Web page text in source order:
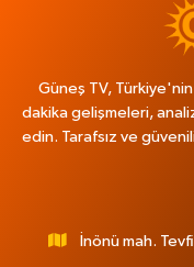
Güneş TV,
dakika gelişmeleri,
edin. Tarafsız ve
İnönü mah.